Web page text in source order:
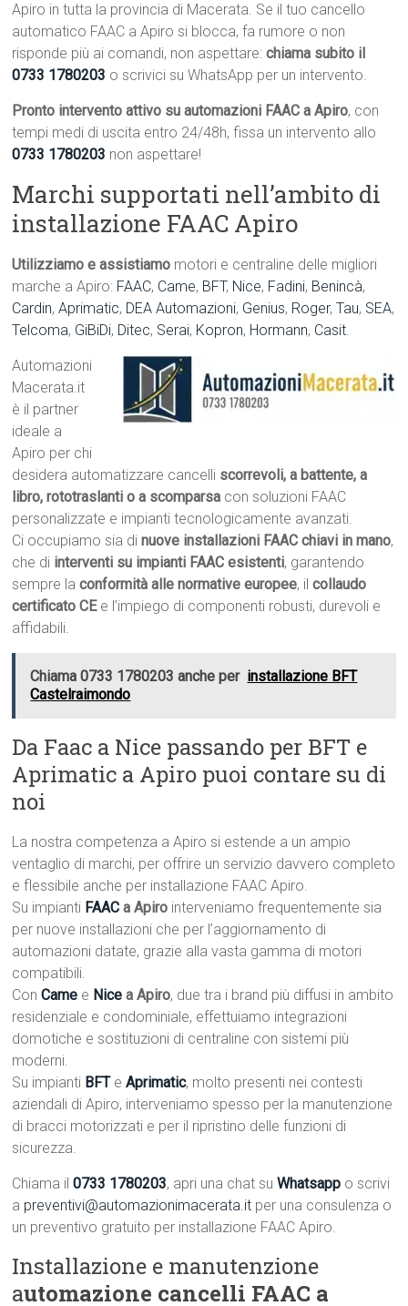
Apiro in tutta la provincia di Macerata. Se il tuo cancello
automatico FAAC a Apiro si blocca, fa rumore o non
risponde più ai comandi, non aspettare:chiama subito il
0733 1780203 o scrivici su WhatsApp per un intervento.
Pronto intervento attivo su automazioni FAAC a Apiro, con
tempi medi di uscita entro 24/48h, fissa un intervento allo
0733 1780203 non aspettare!
Marchi supportati nell’ambito di
installazione FAAC Apiro
Utilizziamo e assistiamo motori e centraline delle migliori
marche a Apiro: FAAC, Came, BFT, Nice, Fadini, Benincà,
Cardin,Aprimatic, DEA Automazioni, Genius, Roger,Tau, SEA,
Telcoma, GiBiDi, Ditec, Serai, Kopron, Hormann, Casit.
Automazioni
Macerata.it
è il partner
ideale a
Apiro per chi
desidera automatizzare cancelli scorrevoli, a battente, a
libro, rototraslanti o a scomparsa con soluzioni FAAC
personalizzate e impianti tecnologicamente avanzati.
Ci occupiamo sia dinuove installazioni FAAC chiavi in mano,
che di interventi su impianti FAAC esistenti, garantendo
sempre laconformità alle normative europee, ilcollaudo
certificato CEe l’impiego di componenti robusti, durevoli e
affidabili.
Chiama 0733 1780203 anche per installazione BFT
Castelraimondo
Da Faac a Nice passando per BFT e
Aprimatic a Apiro puoi contare su di
noi
La nostra competenza a Apiro si estende a un ampio
ventaglio di marchi, per offrire un servizio davvero completo
e flessibile anche per installazione FAAC Apiro.
Su impianti FAAC a Apiro interveniamo frequentemente sia
per nuove installazioni che per l’aggiornamento di
automazioni datate, grazie alla vasta gamma di motori
compatibili.
ConCame e Nice a Apiro, due tra i brand più diffusi in ambito
residenziale e condominiale, effettuiamo integrazioni
domotiche e sostituzioni di centraline con sistemi più
moderni.
Su impianti BFT eAprimatic, molto presenti nei contesti
aziendali di Apiro, interveniamo spesso per la manutenzione
di bracci motorizzati e per il ripristino delle funzioni di
sicurezza.
Chiama il0733 1780203, apri una chat suWhatsapp o scrivi
a preventivi@automazionimacerata.it per una consulenza o
un preventivo gratuito per installazione FAAC Apiro.
Installazione e manutenzione
automazione cancelli FAAC a